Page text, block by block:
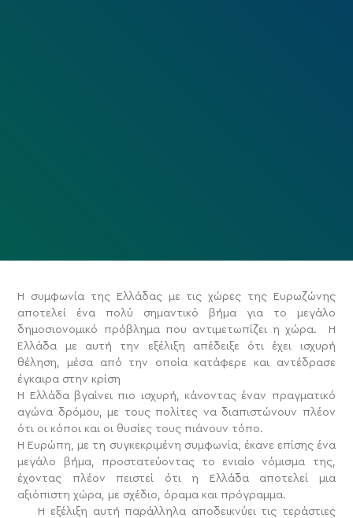
Η συμφωνία της Ελλάδας με τις χώρες της Ευρωζώνης
αποτελεί ένα πολύ σημαντικό βήμα για το μεγάλο
δημοσιονομικό πρόβλημα που αντιμετωπίζει η χώρα. Η
Ελλάδα με αυτή την εξέλιξη απέδειξε ότι έχει ισχυρή
θέληση, μέσα από την οποία κατάφερε και αντέδρασε
έγκαιρα στην κρίση
Η Ελλάδα βγαίνει πιο ισχυρή, κάνοντας έναν πραγματικό
αγώνα δρόμου, με τους πολίτες να διαπιστώνουν πλέον
ότι οι κόποι και οι θυσίες τους πιάνουν τόπο.
Η Ευρώπη, με τη συγκεκριμένη συμφωνία, έκανε επίσης ένα
μεγάλο βήμα, προστατεύοντας το ενιαίο νόμισμα της,
έχοντας πλέον πειστεί ότι η Ελλάδα αποτελεί μια
αξιόπιστη χώρα, με σχέδιο, όραμα και πρόγραμμα.
Η εξέλιξη αυτή παράλληλα αποδεικνύει τις τεράστιες